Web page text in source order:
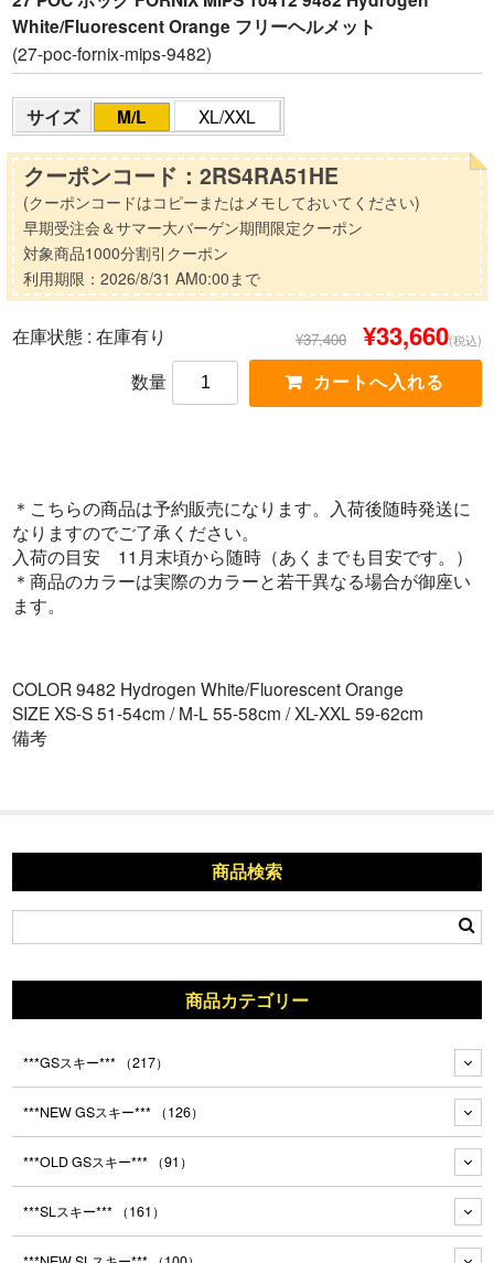
White/Fluorescent Orange フリーヘルメット
(27-poc-fornix-mips-9482)
サイズ M/L XL/XXL
クーポンコード：2RS4RA51HE
(クーポンコードはコピーまたはメモしておいてください)
早期受注会＆サマー大バーゲン期間限定クーポン
対象商品1000分割引クーポン
利用期限：2026/8/31 AM0:00まで
在庫状態 :在庫有り ¥37,400 ¥33,660(税込)
数量
＊こちらの商品は予約販売になります。入荷後随時発送に
なりますのでご了承ください。
入荷の目安 11月末頃から随時（あくまでも目安です。）
＊商品のカラーは実際のカラーと若干異なる場合が御座い
ます。
COLOR 9482 Hydrogen White/Fluorescent Orange
SIZE XS-S 51-54cm / M-L 55-58cm / XL-XXL 59-62cm
備考
商品検索
商品カテゴリー
***GSスキー*** （217）
***NEW GSスキー*** （126）
***OLD GSスキー*** （91）
***SLスキー*** （161）